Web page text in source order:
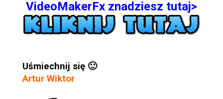
VideoMakerFx znadziesz tutaj>
Uśmiechnij się 🙂
Artur Wiktor